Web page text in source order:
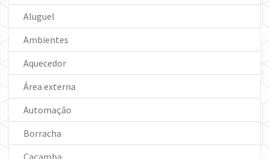
Aluguel
Ambientes
Aquecedor
Área externa
Automação
Borracha